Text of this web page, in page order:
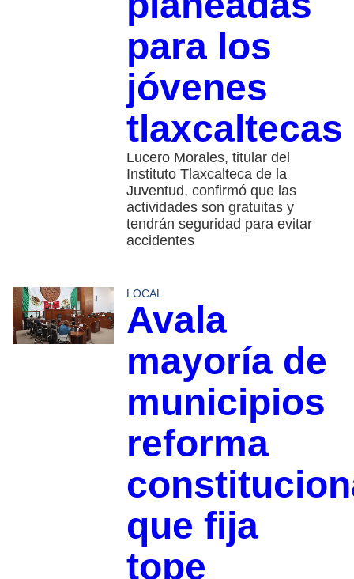
para los
jóvenes
tlaxcaltecas
Lucero Morales, titular del
Instituto Tlaxcalteca de la
Juventud, confirmó que las
actividades son gratuitas y
tendrán seguridad para evitar
accidentes
LOCAL
Avala
mayoría de
municipios
reforma
que fija
tope